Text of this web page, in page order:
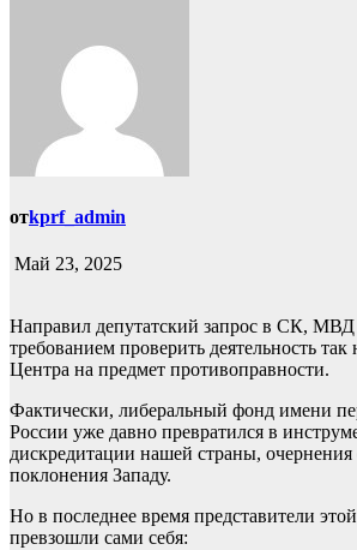
отkprf_admin
Май 23, 2025
Направил депутатский запрос в СК, МВД
требованием проверить деятельность
Центра на предмет противоправности.
Фактически, либеральный фонд имени
России уже давно превратился в
дискредитации нашей страны, очернения
поклонения Западу.
Но в последнее время представители
превзошли сами себя: